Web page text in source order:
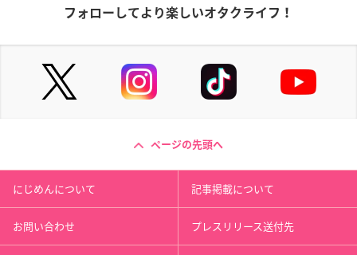
フォローしてより楽しいオタクライフ！
ページの先頭へ
にじめんについて 記事掲載について
お問い合わせ プレスリリース送付先